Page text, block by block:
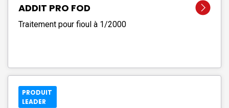
ADDIT PRO FOD
Traitement pour fioul à 1/2000
PRODUIT
LEADER